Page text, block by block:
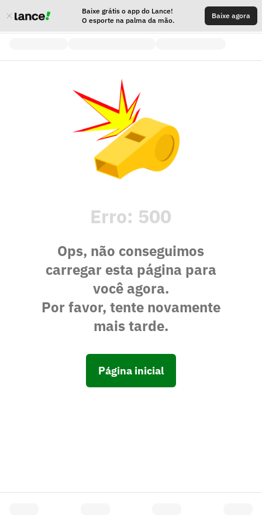
Baixe grátis o app do Lance!
O esporte na palma da mão.
Baixe agora
Erro: 500
Ops, não conseguimos
carregar esta página para
você agora.
Por favor, tente novamente
mais tarde.
Página inicial